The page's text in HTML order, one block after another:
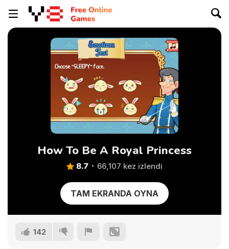
How To Be A Royal Princess
8.7 66,107 kez izlendi
TAM EKRANDA OYNA
142